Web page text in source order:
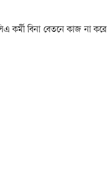
কর্মী বিনা বেতনে কাজ না করে